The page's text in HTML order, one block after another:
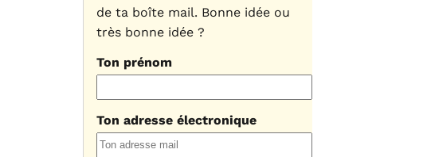
de ta boîte mail. Bonne idée ou
très bonne idée ?
Ton prénom
Ton adresse électronique